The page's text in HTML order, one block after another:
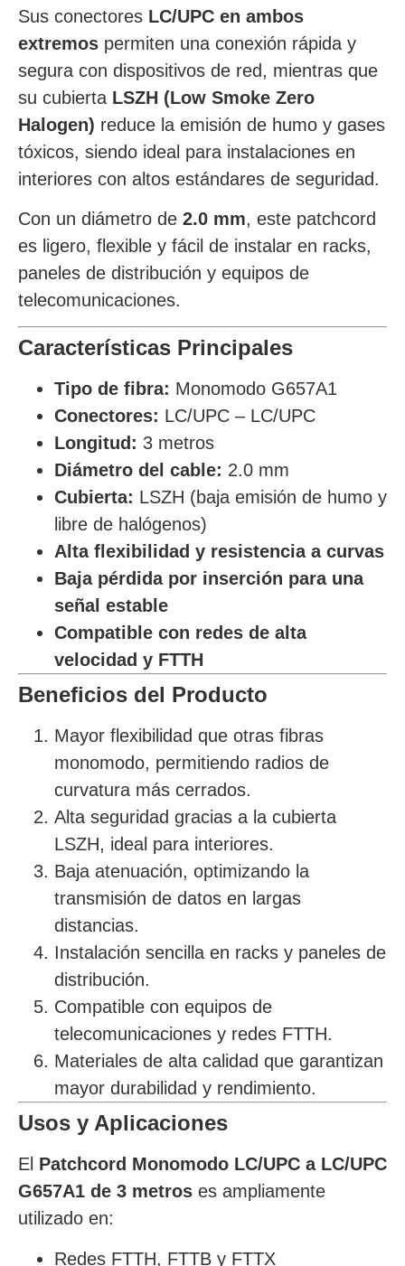
Sus conectores LC/UPC en ambos
extremos permiten una conexión rápida y
segura con dispositivos de red, mientras que
su cubierta LSZH (Low Smoke Zero
Halogen) reduce la emisión de humo y gases
tóxicos, siendo ideal para instalaciones en
interiores con altos estándares de seguridad.
Con un diámetro de 2.0 mm, este patchcord
es ligero, flexible y fácil de instalar en racks,
paneles de distribución y equipos de
telecomunicaciones.
Características Principales
Tipo de fibra: Monomodo G657A1
Conectores: LC/UPC – LC/UPC
Longitud: 3 metros
Diámetro del cable: 2.0 mm
Cubierta: LSZH (baja emisión de humo y
libre de halógenos)
Alta flexibilidad y resistencia a curvas
Baja pérdida por inserción para una
señal estable
Compatible con redes de alta
velocidad y FTTH
Beneficios del Producto
Mayor flexibilidad que otras fibras
monomodo, permitiendo radios de
curvatura más cerrados.
Alta seguridad gracias a la cubierta
LSZH, ideal para interiores.
Baja atenuación, optimizando la
transmisión de datos en largas
distancias.
Instalación sencilla en racks y paneles de
distribución.
Compatible con equipos de
telecomunicaciones y redes FTTH.
Materiales de alta calidad que garantizan
mayor durabilidad y rendimiento.
Usos y Aplicaciones
El Patchcord Monomodo LC/UPC a LC/UPC
G657A1 de 3 metros es ampliamente
utilizado en:
Redes FTTH, FTTB y FTTX